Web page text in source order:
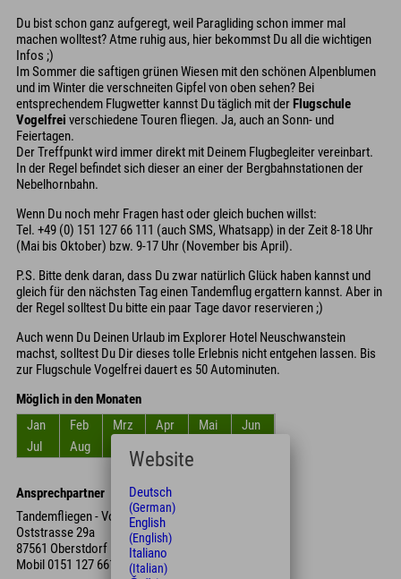
Du bist schon ganz aufgeregt, weil Paragliding schon immer mal
machen wolltest? Atme ruhig aus, hier bekommst Du all die wichtigen
Infos ;)
Im Sommer die saftigen grünen Wiesen mit den schönen Alpenblumen
und im Winter die verschneiten Gipfel von oben sehen? Bei
entsprechendem Flugwetter kannst Du täglich mit derFlugschule
Vogelfrei verschiedene Touren fliegen. Ja, auch an Sonn- und
Feiertagen.
Der Treffpunkt wird immer direkt mit Deinem Flugbegleiter vereinbart.
In der Regel befindet sich dieser an einer der Bergbahnstationen der
Nebelhornbahn.
Wenn Du noch mehr Fragen hast oder gleich buchen willst:
Tel. +49 (0) 151 127 66 111 (auch SMS, Whatsapp) in der Zeit 8-18 Uhr
(Mai bis Oktober) bzw. 9-17 Uhr (November bis April).
P.S. Bitte denk daran, dass Du zwar natürlich Glück haben kannst und
gleich für den nächsten Tag einen Tandemflug ergattern kannst. Aber in
der Regel solltest Du bitte ein paar Tage davor reservieren ;)
Auch wenn Du Deinen Urlaub im Explorer Hotel Neuschwanstein
machst, solltest Du Dir dieses tolle Erlebnis nicht entgehen lassen. Bis
zur Flugschule Vogelfrei dauert es 50 Autominuten.
Möglich in den Monaten
Jan
Feb Mrz Apr Mai
Jun
Jul
Aug
Ansprechpartner
Tandemfliegen - Vogelfrei
Oststrasse 29a
87561 Oberstdorf
Mobil0151 127 661 11
Website
Deutsch
(German)
English
(English)
Italiano
(Italian)